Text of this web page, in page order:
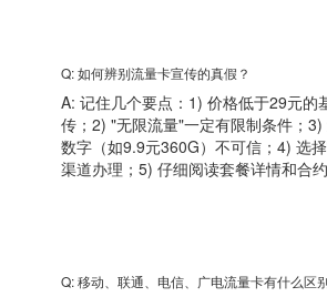
Q: 如何辨别流量卡宣传的真假？
A: 记住几个要点：1) 价格低于29元的
传；2) "无限流量"一定有限制条件；
数字（如9.9元360G）不可信；4) 选
渠道办理；5) 仔细阅读套餐详情和合约
Q: 移动、联通、电信、广电流量卡有什么区